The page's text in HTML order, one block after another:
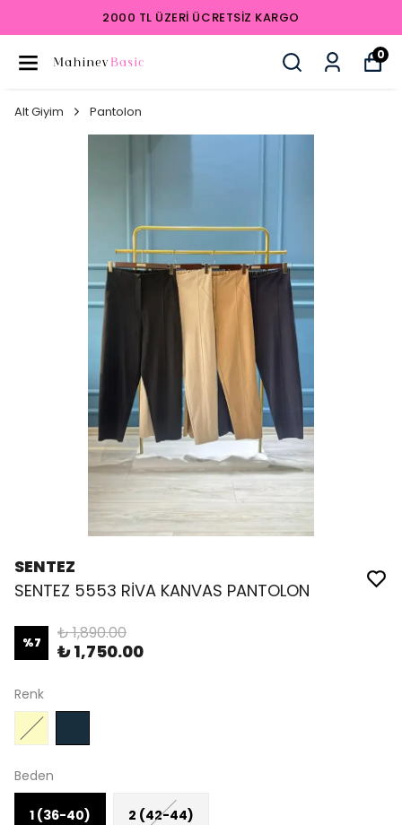
2000 TL ÜZERI ÜCRETSIZ KARGO
0
Alt Giyim Pantolon
SENTEZ
SENTEZ 5553 RİVA KANVAS PANTOLON
%7 ₺ 1,890.00
₺ 1,750.00
Renk
Beden
1 (36-40) 2 (42-44)